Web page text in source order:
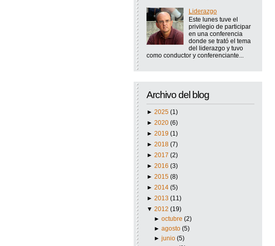
Liderazgo
Este lunes tuve el
privilegio de participar
en una conferencia
donde se trató el tema
del liderazgo y tuvo
como conductor y conferenciante...
Archivo del blog
► 2025 (1)
► 2020 (6)
► 2019 (1)
► 2018 (7)
► 2017 (2)
► 2016 (3)
► 2015 (8)
► 2014 (5)
► 2013 (11)
▼ 2012 (19)
►octubre(2)
►agosto(5)
►junio(5)